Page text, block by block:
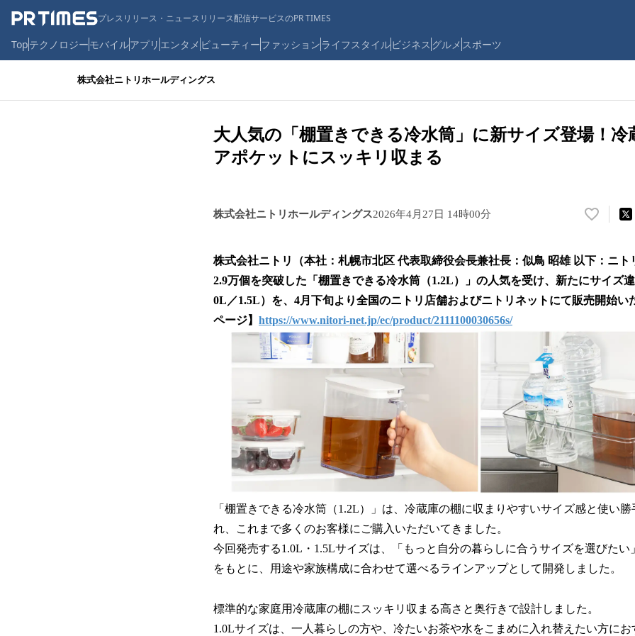
プレスリリース・ニュースリリース配信サービスのPR TIMES
Topテクノロジーモバイルアプリ エンタメ ビューティーファッションライフスタイルビジネス グルメ スポーツ
株式会社ニトリホールディングス
大人気の「棚置きできる冷水筒」に新サイズ登場！冷
アポケットにスッキリ収まる
株式会社ニトリホールディングス2026年4月27日 14時00分
い
！
数
を
読
込
み
中
で
す
株式会社ニトリ（本社：札幌市北区 代表取締役会長兼社長：似鳥 昭雄 以下：ニト
2.9万個を突破した「棚置きできる冷水筒（1.2L）」の人気を受け、新たにサイズ
0L／1.5L）を、4月下旬より全国のニトリ店舗およびニトリネットにて販売開始い
ページ】 https://www.nitori-net.jp/ec/product/2111100030656s/
「棚置きできる冷水筒（1.2L）」は、冷蔵庫の棚に収まりやすいサイズ感と使い
れ、これまで多くのお客様にご購入いただいてきました。
今回発売する1.0L・1.5Lサイズは、「もっと自分の暮らしに合うサイズを選びたい
をもとに、用途や家族構成に合わせて選べるラインアップとして開発しました。
標準的な家庭用冷蔵庫の棚にスッキリ収まる高さと奥行きで設計しました。
1.0Lサイズは、一人暮らしの方や、冷たいお茶や水をこまめに入れ替えたい方に